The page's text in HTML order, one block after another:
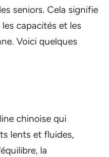
seniors. Cela signifie
capacités et les
Voici quelques
chinoise qui
lents et fluides,
la